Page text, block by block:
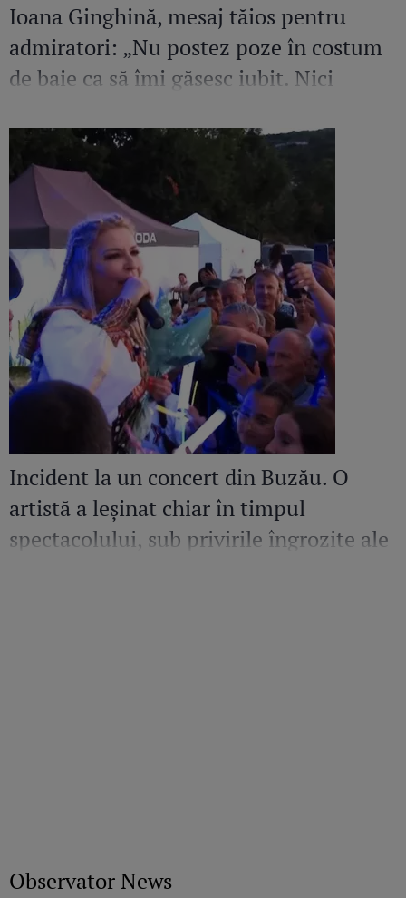
Ioana Ginghină, mesaj tăios pentru
admiratori: „Nu postez poze în costum
de baie ca să îmi găsesc iubit. Nici
Incident la un concert din Buzău. O
artistă a leșinat chiar în timpul
spectacolului, sub privirile îngrozite ale
Observator News